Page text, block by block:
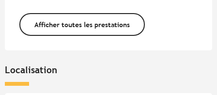
Afficher toutes les prestations
Localisation